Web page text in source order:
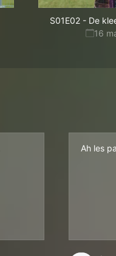
S01E02- De
16
Ah les